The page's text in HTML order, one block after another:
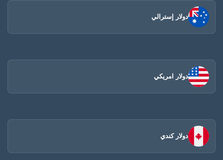
دولار إسترالي
دولار امريكي
دولار كندي